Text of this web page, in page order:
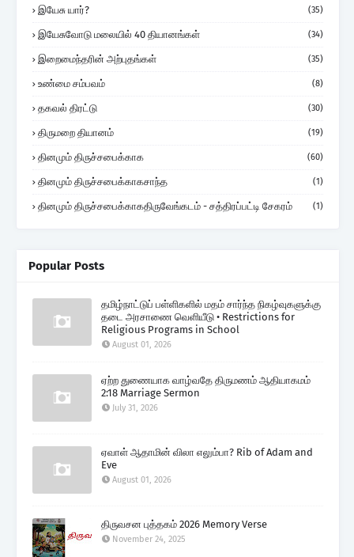
இயேசு யார்? (35)
இயேசுவோடு மலையில் 40 தியானங்கள் (34)
இறைமைந்தரின் அற்புதங்கள் (35)
உண்மை சம்பவம் (8)
தகவல் திரட்டு (30)
திருமறை தியானம் (19)
தினமும் திருச்சபைக்காக (60)
தினமும் திருச்சபைக்காகசாந்த (1)
தினமும் திருச்சபைக்காகதிருவேங்கடம் - சத்திரப்பட்டி சேகரம் (1)
Popular Posts
தமிழ்நாட்டுப் பள்ளிகளில் மதம் சார்ந்த நிகழ்வுகளுக்கு
தடை அரசாணை வெளியீடு • Restrictions for
Religious Programs in School
August 01, 2026
ஏற்ற துணையாக வாழ்வதே திருமணம் ஆதியாகமம்
2:18 Marriage Sermon
July 31, 2026
ஏவாள் ஆதாமின் விலா எலும்பா? Rib of Adam and
Eve
August 01, 2026
திருவசன புத்தகம் 2026 Memory Verse
November 24, 2025